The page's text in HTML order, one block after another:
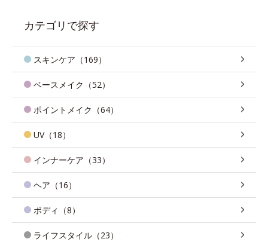
カテゴリで探す
スキンケア（169）
ベースメイク（52）
ポイントメイク（64）
UV（18）
インナーケア（33）
ヘア（16）
ボディ（8）
ライフスタイル（23）